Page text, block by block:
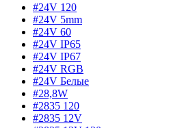
#24V 120
#24V 5mm
#24V 60
#24V IP65
#24V IP67
#24V RGB
#24V Белые
#28,8W
#2835 120
#2835 12V